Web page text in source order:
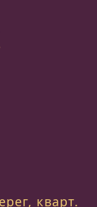
кварт.